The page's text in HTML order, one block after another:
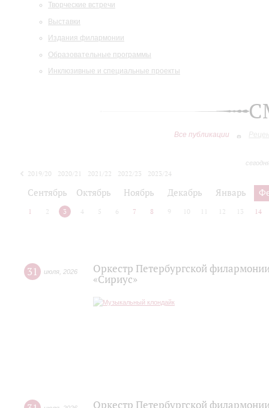
Творческие встречи
Выставки
Издания филармонии
Образовательные программы
Инклюзивные и специальные проекты
Все публикации
2019/20 2020/21 2021/22 2022/23
2023/24
Сентябрь Октябрь Ноябрь Декабрь Январь
1 2 3 4 5 6 7 8 9 10 12 13 14
31 июля 2026
Оркестр Петербургской
«Сириус»
Оркестр Петербургской